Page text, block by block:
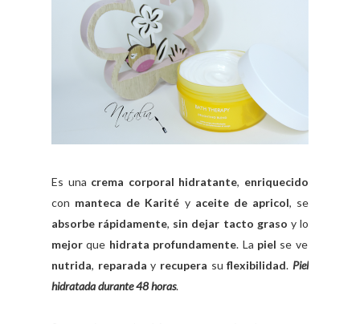
Es una crema corporal hidratante, enriquecido
con manteca de Karité y aceite de apricol, se
absorbe rápidamente, sin dejar tacto graso y lo
mejor que hidrata profundamente. La piel se ve
nutrida, reparada y recupera suflexibilidad. Piel
hidratada durante 48 horas.